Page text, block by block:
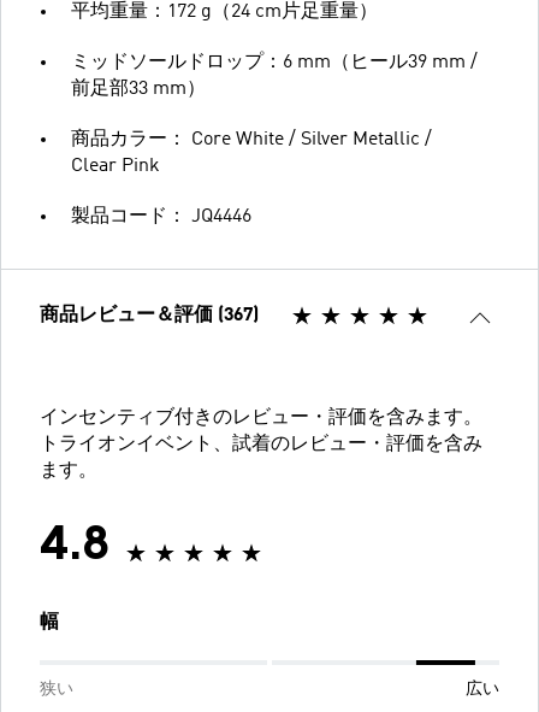
平均重量：172 g（24 cm片足重量）
ミッドソールドロップ：6 mm（ヒール39 mm /
前足部33 mm）
商品カラー： Core White / Silver Metallic /
Clear Pink
製品コード： JQ4446
商品レビュー＆評価 (367)
インセンティブ付きのレビュー・評価を含みます。
トライオンイベント、試着のレビュー・評価を含み
ます。
4.8
幅
狭い 広い